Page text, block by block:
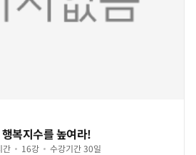
복지수를 높여라!
간 16강 수강기간 30일